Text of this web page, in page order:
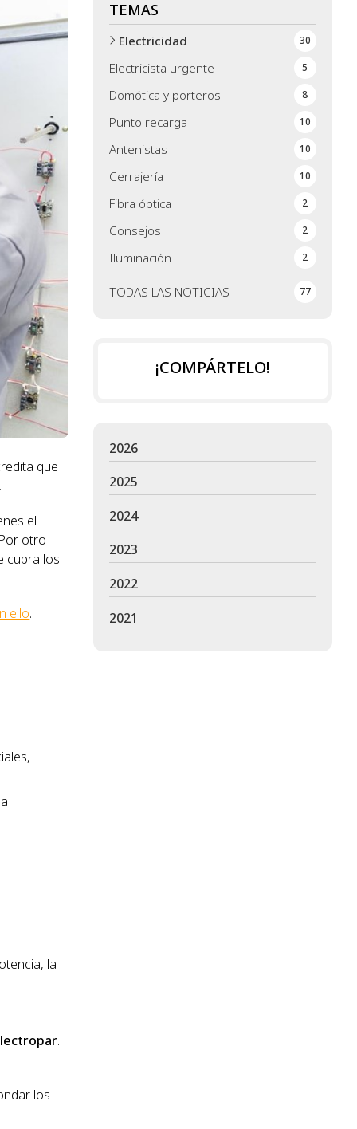
TEMAS
TODAS LAS NOTICIAS 77
Electricidad 30
Electricista urgente 5
Domótica y porteros 8
Punto recarga 10
Antenistas 10
Cerrajería 10
Fibra óptica 2
Consejos 2
Iluminación 2
que
el
otro
cubra los
ello.
la
.
los
¡COMPÁRTELO!
2026
2025
2024
2023
2022
2021